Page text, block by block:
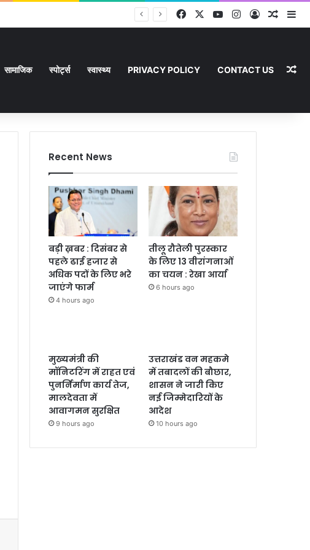
FacebookYouTubeInstagram
Log In
सामाजिक स्पोर्ट्स स्वास्थ्य PRIVACY POLICY CONTACT US
Recent News
बड़ी ख़बर : दिसंबर से
पहले ढाई हजार से
अधिक पदों के लिए भरे
जाएंगे फार्म
4 hours ago
तीलू रौतेली पुरस्कार
के लिए 13 वीरांगनाओं
का चयन : रेखा आर्या
6 hours ago
मुख्यमंत्री की
मॉनिटरिंग में राहत एवं
पुनर्निर्माण कार्य तेज,
मालदेवता में
आवागमन सुरक्षित
9 hours ago
उत्तराखंड वन महकमे
में तबादलों की बौछार,
शासन ने जारी किए
नई जिम्मेदारियों के
आदेश
10 hours ago